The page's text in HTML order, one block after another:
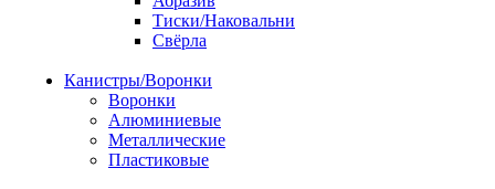
Тиски/Наковальни
Свёрла
Канистры/Воронки
Воронки
Алюминиевые
Металлические
Пластиковые